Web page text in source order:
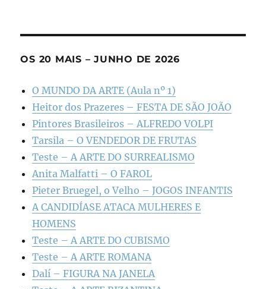
OS 20 MAIS – JUNHO DE 2026
O MUNDO DA ARTE (Aula nº 1)
Heitor dos Prazeres – FESTA DE SÃO JOÃO
Pintores Brasileiros – ALFREDO VOLPI
Tarsila – O VENDEDOR DE FRUTAS
Teste – A ARTE DO SURREALISMO
Anita Malfatti – O FAROL
Pieter Bruegel, o Velho – JOGOS INFANTIS
A CANDIDÍASE ATACA MULHERES E
HOMENS
Teste – A ARTE DO CUBISMO
Teste – A ARTE ROMANA
Dalí – FIGURA NA JANELA